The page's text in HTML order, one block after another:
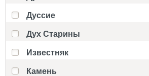
Дуссие
Дух Старины
Известняк
Камень